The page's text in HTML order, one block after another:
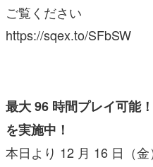
ご覧ください
https://sqex.to/SFbSW
最大 96 時間プレイ可能
を実施中！
本日より 12 月 16 日（